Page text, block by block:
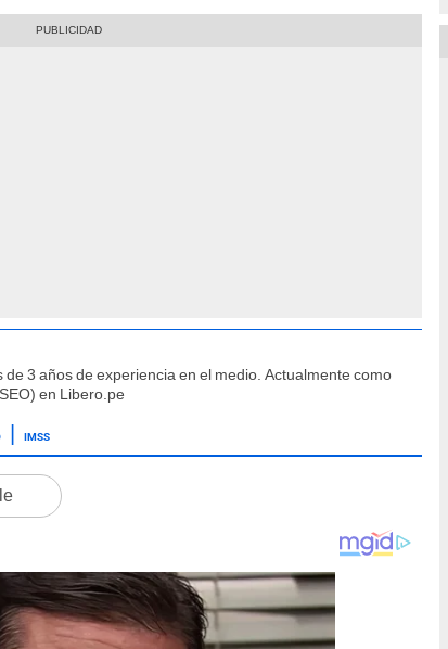
3 años de experiencia en el medio. Actualmente como
en Libero.pe
IMSS